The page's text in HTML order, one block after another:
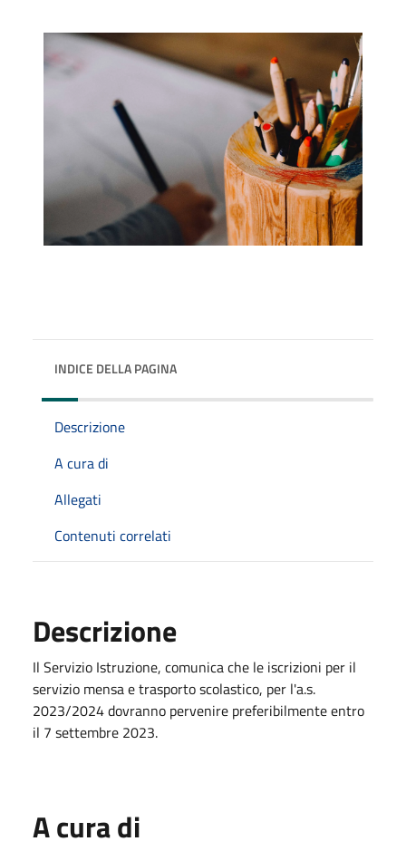
INDICE DELLA PAGINA
Descrizione
A cura di
Allegati
Contenuti correlati
Descrizione
Il Servizio Istruzione, comunica che le iscrizioni per il
servizio mensa e trasporto scolastico, per l'a.s.
2023/2024 dovranno pervenire preferibilmente entro
il 7 settembre 2023.
A cura di